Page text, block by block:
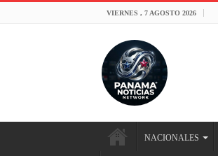
VIERNES , 7 AGOSTO 2026
NACIONALES